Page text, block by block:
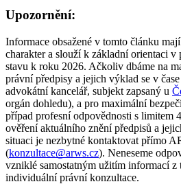
Upozornění:
Informace obsažené v tomto článku
charakter a slouží k základní orientaci v
stavu k roku 2026. Ačkoliv dbáme na
právní předpisy a jejich výklad se v
advokátní kancelář, subjekt zapsaný u
orgán dohledu), a pro maximální
případ profesní odpovědnosti s limitem
ověření aktuálního znění předpisů a
situaci je nezbytné kontaktovat přímo
(konzultace@arws.cz). Neneseme
vzniklé samostatným užitím informací z
individuální právní konzultace.